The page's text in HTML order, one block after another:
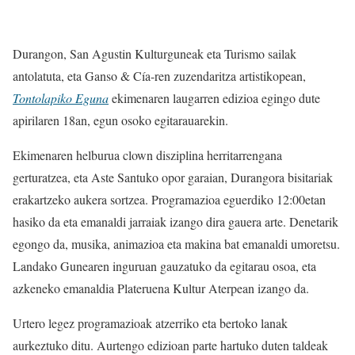
Durangon, San Agustin Kulturguneak eta Turismo sailak
antolatuta, eta Ganso & Cía-ren zuzendaritza artistikopean,
Tontolapiko Egunaekimenaren laugarren edizioa egingo dute
apirilaren 18an, egun osoko egitarauarekin.
Ekimenaren helburua clown disziplina herritarrengana
gerturatzea, eta Aste Santuko opor garaian, Durangora bisitariak
erakartzeko aukera sortzea. Programazioa eguerdiko 12:00etan
hasiko da eta emanaldi jarraiak izango dira gauera arte. Denetarik
egongo da, musika, animazioa eta makina bat emanaldi umoretsu.
Landako Gunearen inguruan gauzatuko da egitarau osoa, eta
azkeneko emanaldia Plateruena Kultur Aterpean izango da.
Urtero legez programazioak atzerriko eta bertoko lanak
aurkeztuko ditu. Aurtengo edizioan parte hartuko duten taldeak